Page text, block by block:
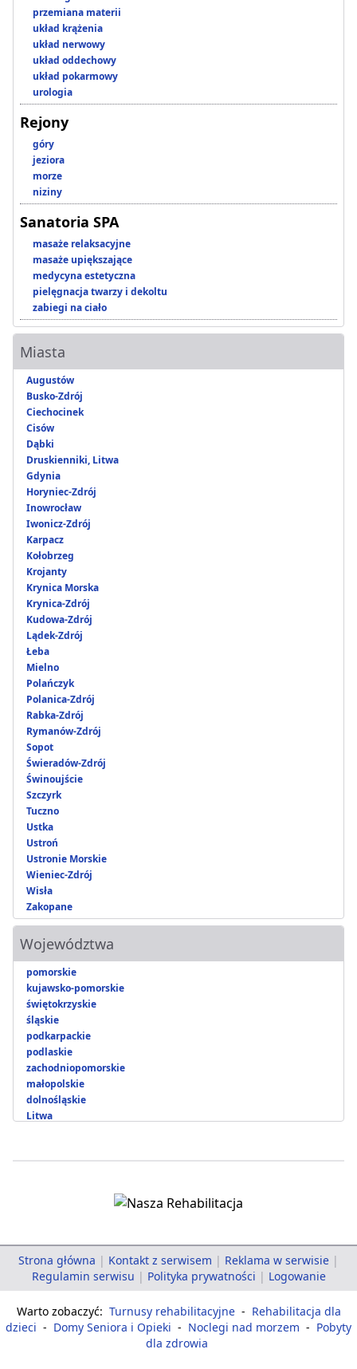
przemiana materii
układ krążenia
układ nerwowy
układ oddechowy
układ pokarmowy
urologia
Rejony
góry
jeziora
morze
niziny
Sanatoria SPA
masaże relaksacyjne
masaże upiększające
medycyna estetyczna
pielęgnacja twarzy i dekoltu
zabiegi na ciało
Miasta
Augustów
Busko-Zdrój
Ciechocinek
Cisów
Dąbki
Druskienniki, Litwa
Gdynia
Horyniec-Zdrój
Inowrocław
Iwonicz-Zdrój
Karpacz
Kołobrzeg
Krojanty
Krynica Morska
Krynica-Zdrój
Kudowa-Zdrój
Lądek-Zdrój
Łeba
Mielno
Polańczyk
Polanica-Zdrój
Rabka-Zdrój
Rymanów-Zdrój
Sopot
Świeradów-Zdrój
Świnoujście
Szczyrk
Tuczno
Ustka
Ustroń
Ustronie Morskie
Wieniec-Zdrój
Wisła
Zakopane
Województwa
pomorskie
kujawsko-pomorskie
świętokrzyskie
śląskie
podkarpackie
podlaskie
zachodniopomorskie
małopolskie
dolnośląskie
Litwa
Strona główna | Kontakt z serwisem | Reklama w serwisie |
Regulamin serwisu | Polityka prywatności | Logowanie
Warto zobaczyć: Turnusy rehabilitacyjne - Rehabilitacja dla
dzieci - Domy Seniora i Opieki - Noclegi nad morzem - Pobyty
dla zdrowia